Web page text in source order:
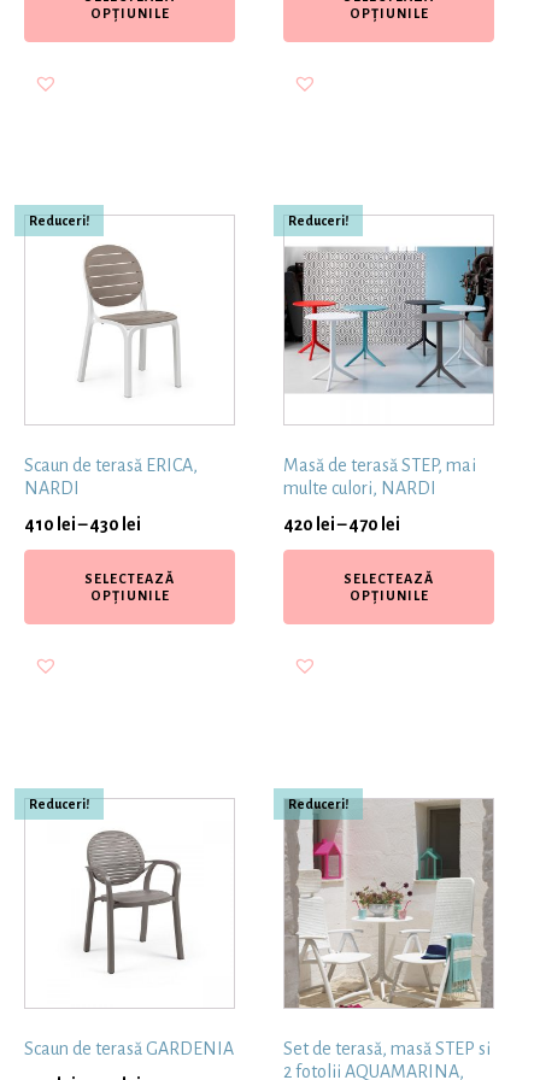
OPȚIUNILE
OPȚIUNILE
Reduceri!
Scaun de terasă ERICA,
NARDI
410 lei–430 lei
SELECTEAZĂ
OPȚIUNILE
Reduceri!
Masă de terasă STEP, mai
multe culori, NARDI
420 lei–470 lei
SELECTEAZĂ
OPȚIUNILE
Reduceri!
Scaun de terasă GARDENIA
Reduceri!
Set de terasă, masă STEP si
2 fotolii AQUAMARINA,